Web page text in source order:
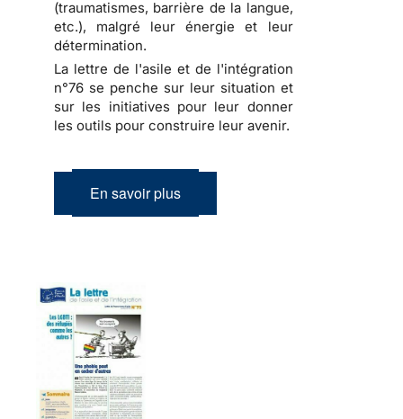
(traumatismes, barrière de la langue,
etc.), malgré leur énergie et leur
détermination.
La lettre de l'asile et de l'intégration
n°76 se penche sur leur situation et
sur les initiatives pour leur donner
les outils pour construire leur avenir.
En savoir plus